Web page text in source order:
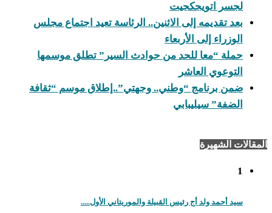
لجسر اتويجكجيت
بعد تقديمه إلى الاثنين.. الرئاسة تعيد اجتماع مجلس
الوزراء إلى الأربعاء
حملة “معا للحد من حوادث السير” تطلق موسمها
التوعوي العاشر
ضمن برنامج “وطني.. وجهتي”..إطلاق موسم “ثقافة
الضفة” سيليبابي
المقالات الشهيرة
1
سيد أحمد ولد أج رئيس القبيلة والموريتاني الأول.....